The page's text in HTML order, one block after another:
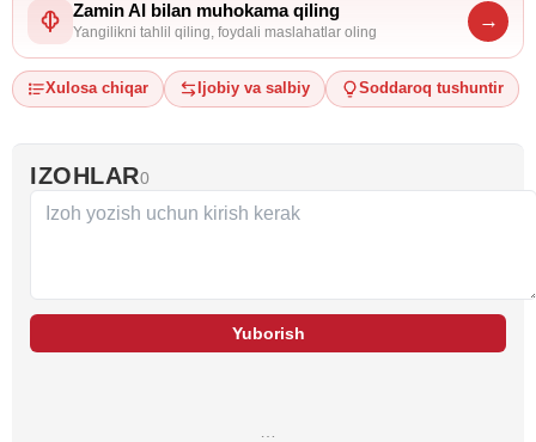
Zamin AI bilan muhokama qiling
Yangilikni tahlil qiling, foydali maslahatlar oling
→
Xulosa chiqar Ijobiy va salbiy Soddaroq tushuntir
IZOHLAR0
Yuborish